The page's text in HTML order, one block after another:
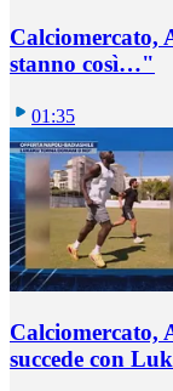
Calciomercato,
stanno così…"
01:35
Calciomercato,
succede con